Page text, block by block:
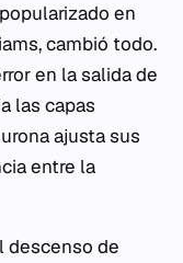
en
cambió todo.
en la salida de
las capas
ajusta sus
entre la
descenso de